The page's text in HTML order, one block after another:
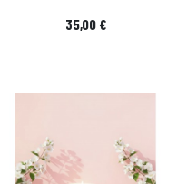
Prix
35,00 €